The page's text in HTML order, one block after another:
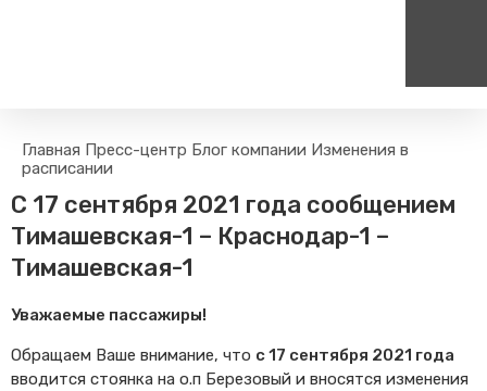
Пассажирам
Правила проезда
Часто задаваемые вопросы
Тарифы и льготы
Способы оплаты проезда
касс
Абонементные билеты
Мобильные приложения
Туризм
Веломаршруты
Аудиогиды
Единый номер вызова экстренных служб
112
Главная Пресс-центр Блог компании Изменения в
расписании
С 17 сентября 2021 года сообщением
Тимашевская-1 – Краснодар-1 –
Тимашевская-1
Уважаемые пассажиры!
Обращаем Ваше внимание, что с 17 сентября 2021 года
вводится стоянка на о.п Березовый и вносятся изменения